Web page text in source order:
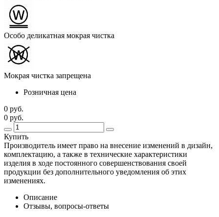
Особо деликатная мокрая чистка
Мокрая чистка запрещена
Розничная цена
0 руб.
0 руб.
Купить
Производитель имеет право на внесение изменений в дизайн,
комплектацию, а также в технические характеристики
изделия в ходе постоянного совершенствования своей
продукции без дополнительного уведомления об этих
изменениях.
Описание
Отзывы, вопросы-ответы